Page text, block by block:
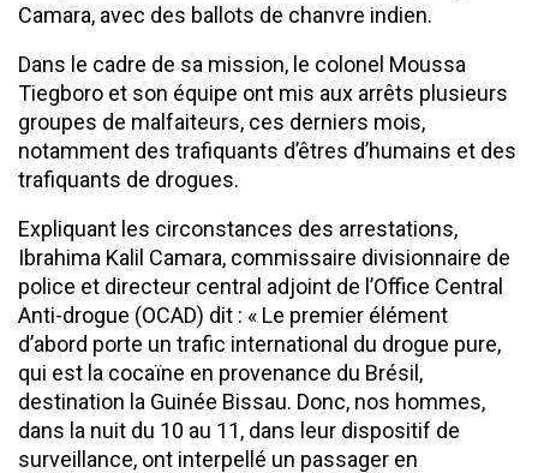
Camara, avec des ballots de chanvre indien.
Dans le cadre de sa mission, le colonel Moussa
Tiegboro et son équipe ont mis aux arrêts plusieurs
groupes de malfaiteurs, ces derniers mois,
notamment des trafiquants d’êtres d’humains et des
trafiquants de drogues.
Expliquant les circonstances des arrestations,
Ibrahima Kalil Camara, commissaire divisionnaire de
police et directeur central adjoint de l’Office Central
Anti-drogue (OCAD) dit : « Le premier élément
d’abord porte un trafic international du drogue pure,
qui est la cocaïne en provenance du Brésil,
destination la Guinée Bissau. Donc, nos hommes,
dans la nuit du 10 au 11, dans leur dispositif de
surveillance, ont interpellé un passager en